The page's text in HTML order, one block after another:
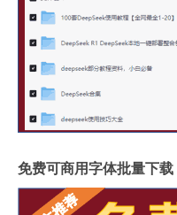
免费可商用字体批量下载